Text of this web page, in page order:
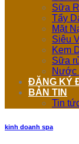
Sữa
Tẩy
Mặt
Siêu
Kem
Sữa
Nước
ĐĂNG KÝ
BẢN TIN
Tin
kinh doanh spa